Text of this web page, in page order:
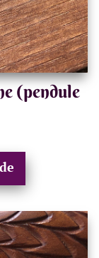
(pendule